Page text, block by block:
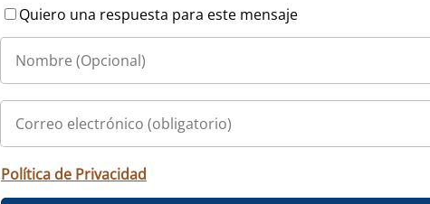
Quiero una respuesta para este mensaje
Política de Privacidad